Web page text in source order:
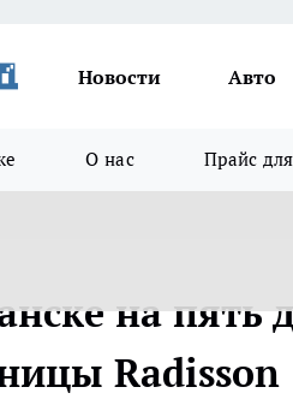
Новости Авто
О нас Прайс
на пять
Radisson